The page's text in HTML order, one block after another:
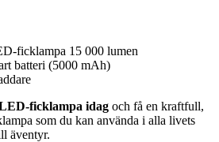
ficklampa 15 000 lumen
batteri (5000 mAh)
ficklampa idag och få en kraftfull,
som du kan använda i alla livets
äventyr.